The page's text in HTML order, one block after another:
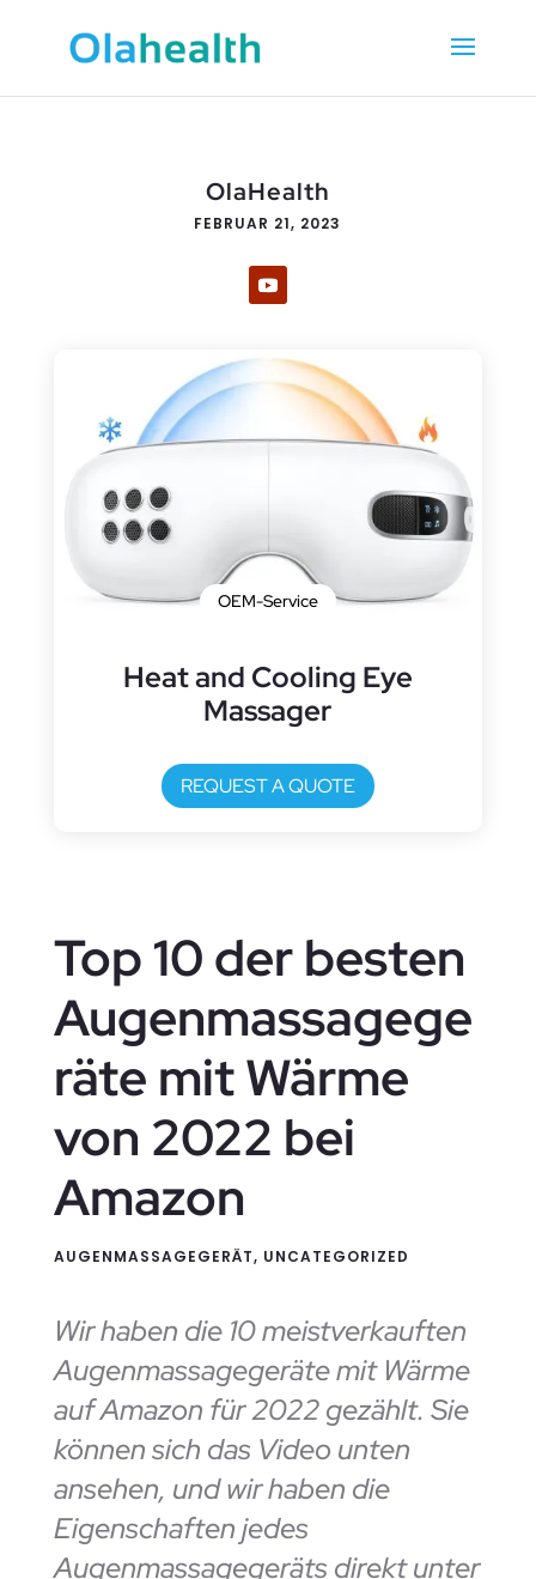
OlaHealth
FEBRUAR 21, 2023
OEM-Service
Heat and Cooling Eye
Massager
REQUEST A QUOTE
Top 10 der besten
Augenmassagege
räte mit Wärme
von 2022 bei
Amazon
AUGENMASSAGEGERÄT, UNCATEGORIZED
Wir haben die 10 meistverkauften
Augenmassagegeräte mit Wärme
auf Amazon für 2022 gezählt. Sie
können sich das Video unten
ansehen, und wir haben die
Eigenschaften jedes
Augenmassagegeräts direkt unter